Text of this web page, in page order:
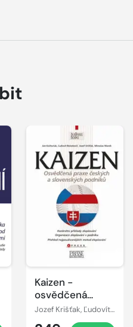
Kaizen -
osvědčená
praxe českých a
slovenských
Jozef Krišťak, Ľudovít Boledovič, Miroslav Marek, Ján Košturiak